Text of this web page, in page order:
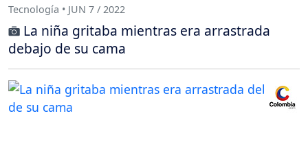
Tecnología • JUN 7 / 2022
La niña gritaba mientras era arrastrada
debajo de su cama